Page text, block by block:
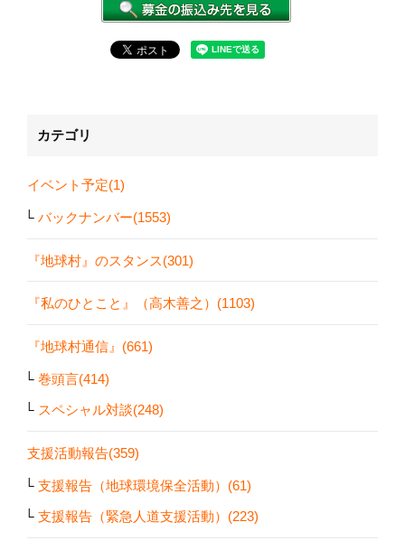
カテゴリ
イベント予定(1)
バックナンバー(1553)
『地球村』のスタンス(301)
『私のひとこと』（高木善之）(1103)
『地球村通信』(661)
巻頭言(414)
スペシャル対談(248)
支援活動報告(359)
支援報告（地球環境保全活動）(61)
支援報告（緊急人道支援活動）(223)